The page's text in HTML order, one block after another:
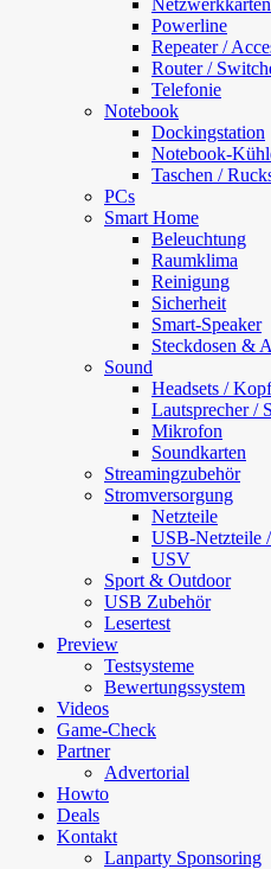
Powerline
Repeater /
Router /
Telefonie
Notebook
Dockingstation
Notebook-
Taschen /
PCs
Smart Home
Beleuchtung
Raumklima
Reinigung
Sicherheit
Smart-Speaker
Steckdosen &
Sound
Headsets /
Lautsprecher /
Mikrofon
Soundkarten
Streamingzubehör
Stromversorgung
Netzteile
USB-Netzteile
USV
Sport & Outdoor
USB Zubehör
Lesertest
Preview
Testsysteme
Bewertungssystem
Videos
Game-Check
Partner
Advertorial
Howto
Deals
Kontakt
Lanparty Sponsoring